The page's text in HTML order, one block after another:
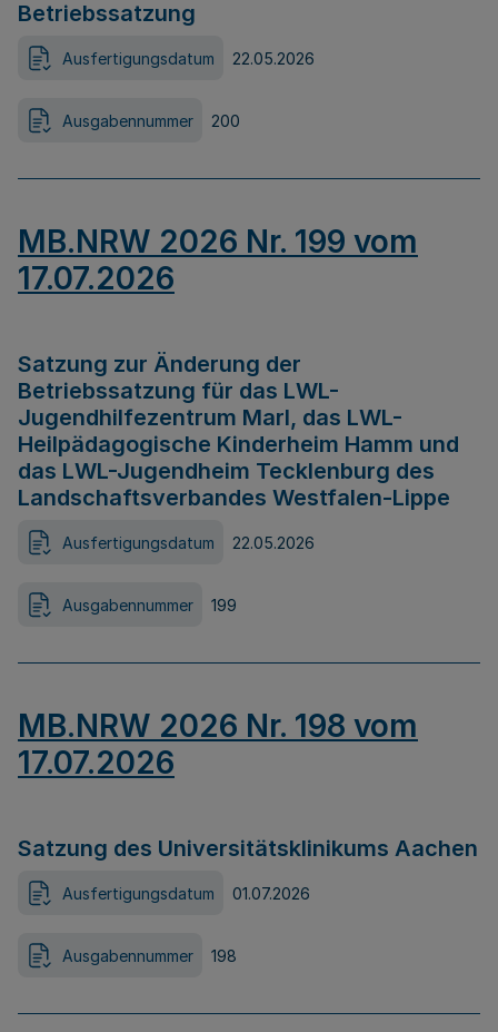
Betriebssatzung
Ausfertigungsdatum 22.05.2026
Ausgabennummer 200
MB.NRW 2026 Nr. 199 vom
17.07.2026
Satzung zur Änderung der
Betriebssatzung für das LWL-
Jugendhilfezentrum Marl, das LWL-
Heilpädagogische Kinderheim Hamm und
das LWL-Jugendheim Tecklenburg des
Landschaftsverbandes Westfalen-Lippe
Ausfertigungsdatum 22.05.2026
Ausgabennummer 199
MB.NRW 2026 Nr. 198 vom
17.07.2026
Satzung des Universitätsklinikums Aachen
Ausfertigungsdatum 01.07.2026
Ausgabennummer 198